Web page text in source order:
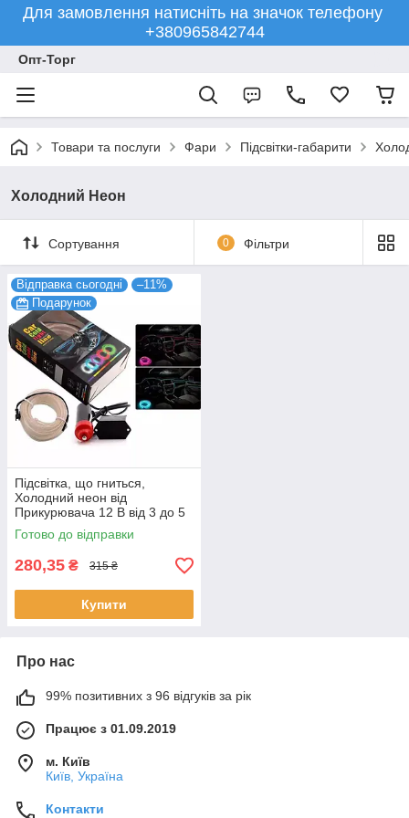
Для замовлення натисніть на значок телефону
+380965842744
Опт-Торг
Товари та послуги Фари Підсвітки-габарити
Холодний Неон
Сортування 0 Фільтри
Відправка сьогодні
–11%
Подарунок
Підсвітка, що гниться,
Холодний неон від
Прикурювача 12 В від 3 до 5
метрів
Готово до відправки
280,35 ₴ 315 ₴
Купити
Про нас
99% позитивних з 96 відгуків за рік
Працює з 01.09.2019
м. Київ
Київ, Україна
Контакти